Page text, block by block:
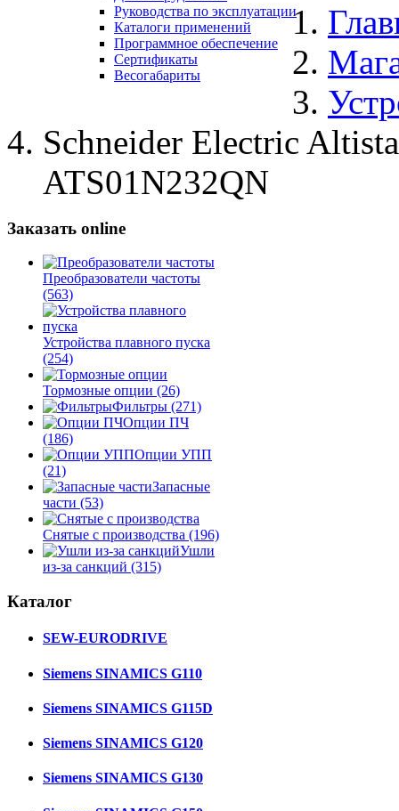
Руководства по эксплуатации
Каталоги применений
Программное обеспечение
Сертификаты
Весогабариты
Schneider Electric
ATS01N232QN
Заказать online
Преобразователи частоты
(563)
Устройства плавного пуска
(254)
Тормозные опции (26)
Фильтры (271)
Опции ПЧ
(186)
Опции УПП
(21)
Запасные
части (53)
Снятые с производства (196)
Ушли
из-за санкций (315)
Каталог
SEW-EURODRIVE
Siemens SINAMICS G110
Siemens SINAMICS G115D
Siemens SINAMICS G120
Siemens SINAMICS G130